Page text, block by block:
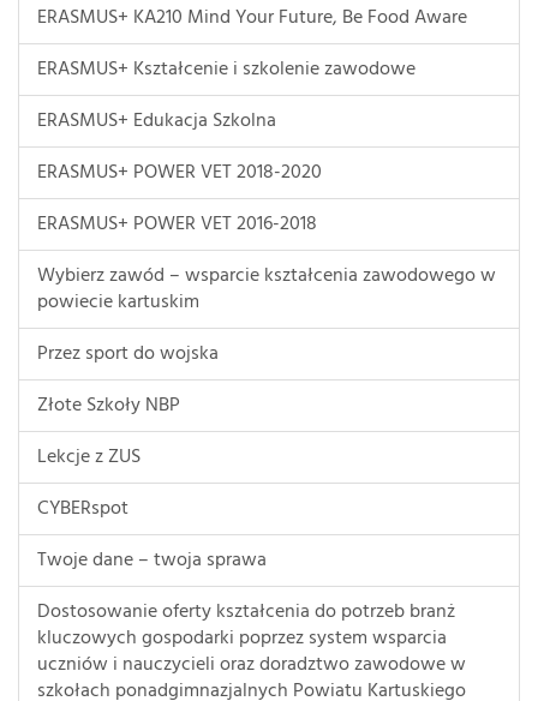
ERASMUS+ KA210 Mind Your Future, Be Food Aware
ERASMUS+ Kształcenie i szkolenie zawodowe
ERASMUS+ Edukacja Szkolna
ERASMUS+ POWER VET 2018-2020
ERASMUS+ POWER VET 2016-2018
Wybierz zawód – wsparcie kształcenia zawodowego w
powiecie kartuskim
Przez sport do wojska
Złote Szkoły NBP
Lekcje z ZUS
CYBERspot
Twoje dane – twoja sprawa
Dostosowanie oferty kształcenia do potrzeb branż
kluczowych gospodarki poprzez system wsparcia
uczniów i nauczycieli oraz doradztwo zawodowe w
szkołach ponadgimnazjalnych Powiatu Kartuskiego